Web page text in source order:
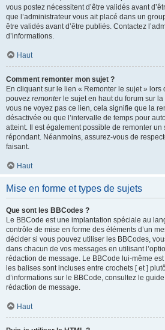
vous postez nécessitent d’être validés avant
que l’administrateur vous ait placé dans un
être validés avant d’être publiés. Contactez
d’informations.
Haut
Comment remonter mon sujet ?
En cliquant sur le lien « Remonter le sujet » lors
pouvez remonterle sujet en haut du forum sur
vous ne voyez pas ce lien, cela signifie que la
désactivée ou que l’intervalle de temps pour
atteint. Il est également possible de remonter un
répondant. Néanmoins, assurez-vous de
faisant.
Haut
Mise en forme et types de sujets
Que sont les BBCodes ?
Le BBCode est une implantation spéciale au
contrôle de mise en forme des éléments d’un
décider si vous pouvez utiliser les BBCodes,
dans chacun de vos messages en utilisant
rédaction de message. Le BBCode lui-même
les balises sont incluses entre crochets [ et ]
d’informations sur le BBCode, consultez le
rédaction de message.
Haut